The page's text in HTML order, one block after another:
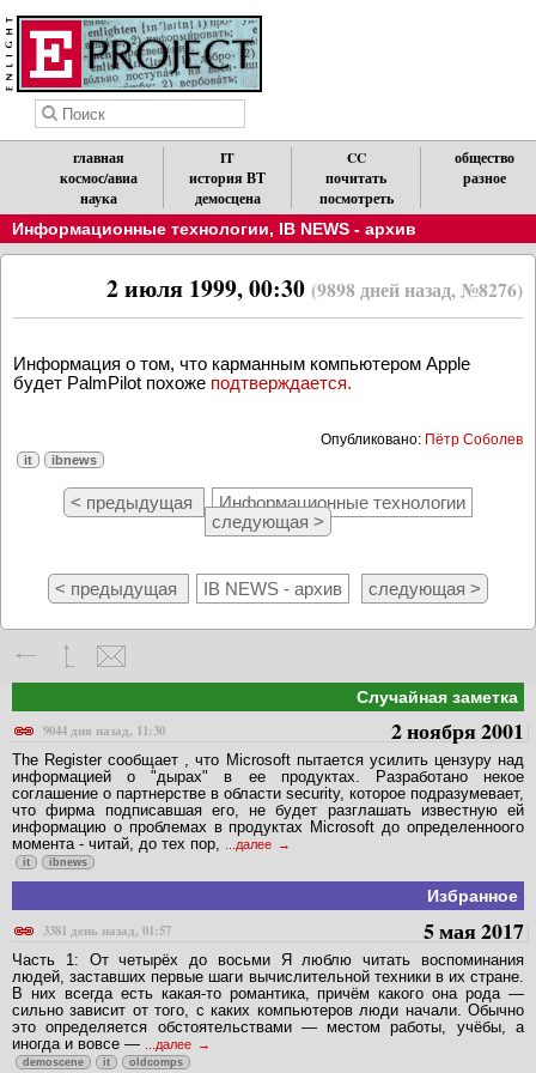
главная
космос/авиа
наука
IT
история ВТ
демосцена
CC
почитать
посмотреть
общество
разное
Информационные технологии, IB NEWS - архив
2 июля 1999, 00:30 (9898 дней назад, №8276)
Информация о том, что карманным компьютером Apple
будет PalmPilot похоже подтверждается.
Опубликовано: Пётр Соболев
it ibnews
< предыдущая
Информационные технологии
следующая >
< предыдущая IB NEWS - архив следующая >
Случайная заметка
9044 дня назад, 11:30
2 ноября 2001
The Register сообщает , что Microsoft пытается усилить цензуру над
информацией о "дырах" в ее продуктах. Разработано некое
соглашение о партнерстве в области security, которое подразумевает,
что фирма подписавшая его, не будет разглашать известную ей
информацию о проблемах в продуктах Microsoft до определенноого
момента - читай, до тех пор,
...далее
it ibnews
Избранное
3381 день назад, 01:57
5 мая 2017
Часть 1: От четырёх до восьми Я люблю читать воспоминания
людей, заставших первые шаги вычислительной техники в их стране.
В них всегда есть какая-то романтика, причём какого она рода —
сильно зависит от того, с каких компьютеров люди начали. Обычно
это определяется обстоятельствами — местом работы, учёбы, а
иногда и вовсе —
...далее
demoscene it oldcomps